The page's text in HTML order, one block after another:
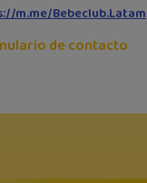
m.me/Bebeclub.Latam
de contacto